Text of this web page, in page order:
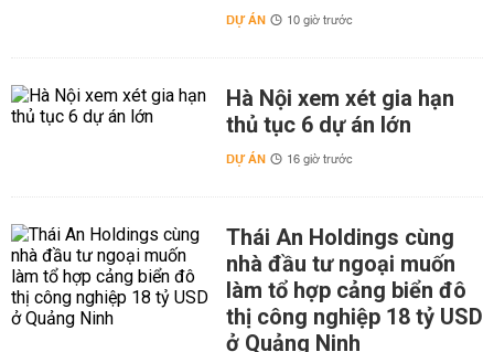
DỰ ÁN 10 giờ trước
Hà Nội xem xét gia hạn
thủ tục 6 dự án lớn
DỰ ÁN 16 giờ trước
Thái An Holdings cùng
nhà đầu tư ngoại muốn
làm tổ hợp cảng biển đô
thị công nghiệp 18 tỷ USD
ở Quảng Ninh